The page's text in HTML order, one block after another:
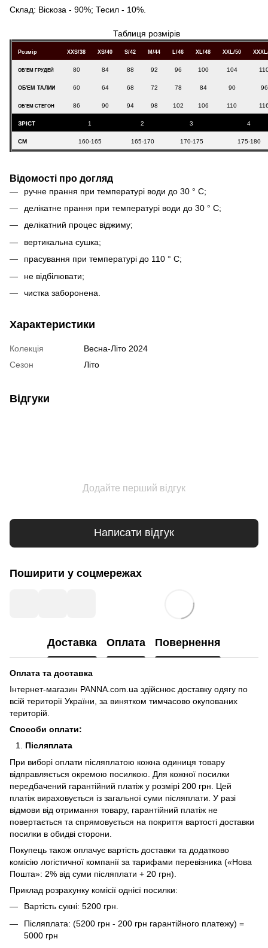
Склад: Віскоза - 90%; Тесил - 10%.
Таблиця розмірів
Розмір XXS/38 XS/40 S/42 M/44 L/46 XL/48 XXL/50
ОБ'ЕМ ГРУДЕЙ 80 84 88 92 96 100 104
ОБ'ЕМ ТАЛИИ 60 64 68 72 78 84 90 96
ОБ'ЕМ СТЕГОН 86 90 94 98 102 106 110
ЗРІСТ 1 2 3 4
СМ 160-165 165-170 170-175 175-180
Відомості про догляд
ручне прання при температурі води до 30 ° С;
делікатне прання при температурі води до 30 ° С;
делікатний процес віджиму;
вертикальна сушка;
прасування при температурі до 110 ° С;
не відбілювати;
чистка заборонена.
Характеристики
Колекція
Весна-Літо 2024
Сезон
Літо
Відгуки
Додайте перший відгук
Написати відгук
Поширити у соцмережах
Доставка Оплата Повернення
Оплата та доставка
Інтернет-магазин PANNA.com.ua здійснює доставку одягу по
всій території України, за винятком тимчасово окупованих
територій.
Способи оплати:
Післяплата
При виборі оплати післяплатою кожна одиниця товару
відправляється окремою посилкою. Для кожної посилки
передбачений гарантійний платіж у розмірі 200 грн. Цей
платіж вираховується із загальної суми післяплати. У разі
відмови від отримання товару, гарантійний платіж не
повертається та спрямовується на покриття вартості доставки
посилки в обидві сторони.
Покупець також оплачує вартість доставки та додатково
комісію логістичної компанії за тарифами перевізника («Нова
Пошта»: 2% від суми післяплати + 20 грн).
Приклад розрахунку комісії однієї посилки:
Вартість сукні: 5200 грн.
Післяплата: (5200 грн - 200 грн гарантійного платежу) =
5000 грн